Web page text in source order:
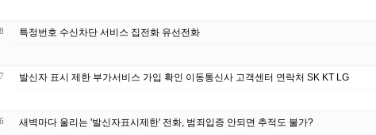
특정번호 수신차단 서비스 집전화 유선전화
발신자 표시 제한 부가서비스 가입 확인 이동통신사 고객센터 연락처 SK KT LG
새벽마다 울리는 '발신자표시제한' 전화, 범죄입증 안되면 추적도 불가?